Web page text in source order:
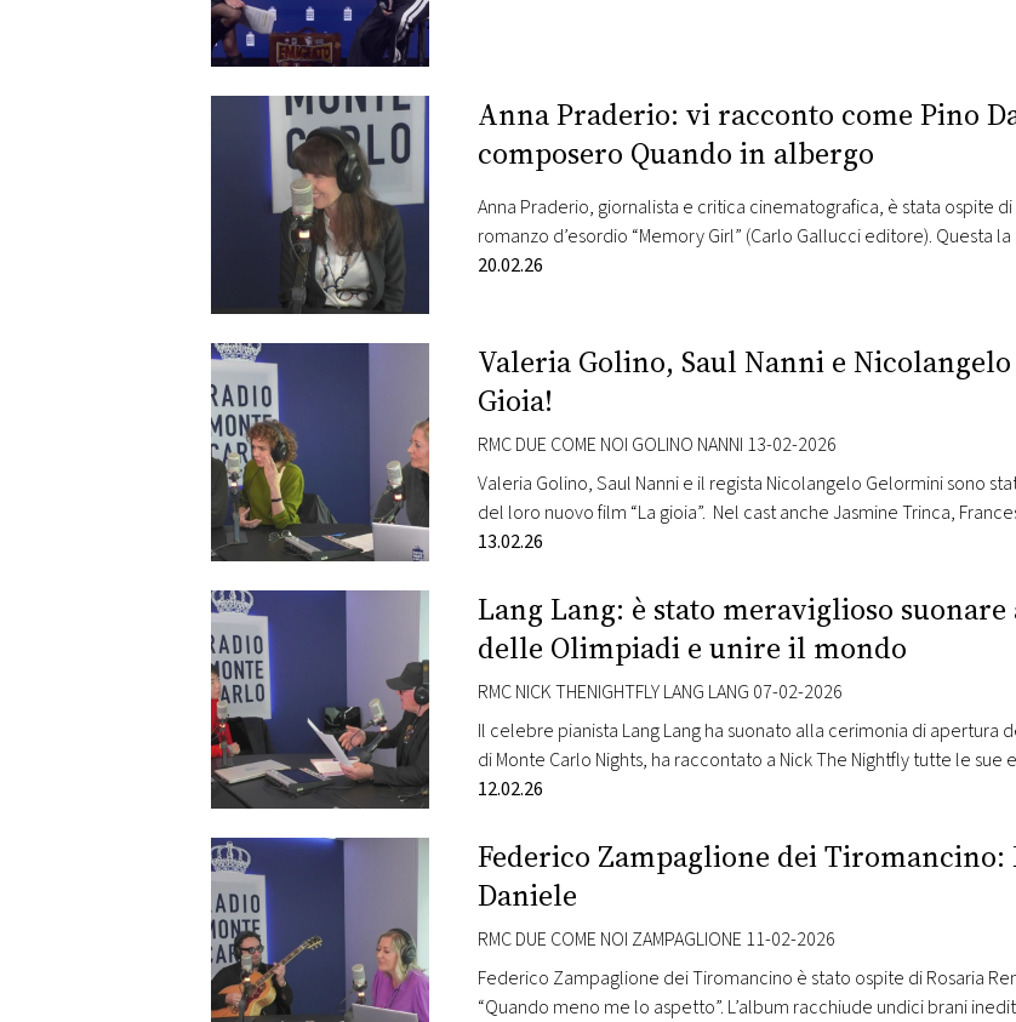
Anna Praderio: vi racconto come Pino
composero Quando in albergo
Anna Praderio, giornalista e critica cinematografica, è stata ospite
romanzo d’esordio “Memory Girl” (Carlo Gallucci editore). Questa
promettente, empatica, sempre in movimento per Milano, e ha una
20.02.26
Valeria Golino, Saul Nanni e
Gioia!
RMC DUE COME NOI GOLINO NANNI 13-02-2026
Valeria Golino, Saul Nanni e il regista Nicolangelo Gelormini sono
del loro nuovo film “La gioia”. Nel cast anche Jasmine Trinca,
la sinossi: Gioia è un’insegnante di liceo che non ha mai conosciuto
13.02.26
Lang Lang: è stato meraviglioso
delle Olimpiadi e unire il mondo
RMC NICK THENIGHTFLY LANG LANG 07-02-2026
Il celebre pianista Lang Lang ha suonato alla cerimonia di apertura
di Monte Carlo Nights, ha raccontato a Nick The Nightfly tutte le
nuovo progetto “Piano Book 2”.
12.02.26
Federico Zampaglione dei Tiromancino:
Daniele
RMC DUE COME NOI ZAMPAGLIONE 11-02-2026
Federico Zampaglione dei Tiromancino è stato ospite di Rosaria
“Quando meno me lo aspetto”. L’album racchiude undici brani